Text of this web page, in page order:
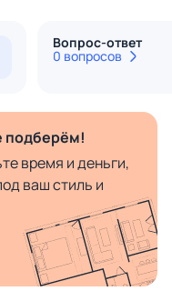
Вопрос-ответ
0 вопросов
подберём!
время и деньги,
ваш стиль и